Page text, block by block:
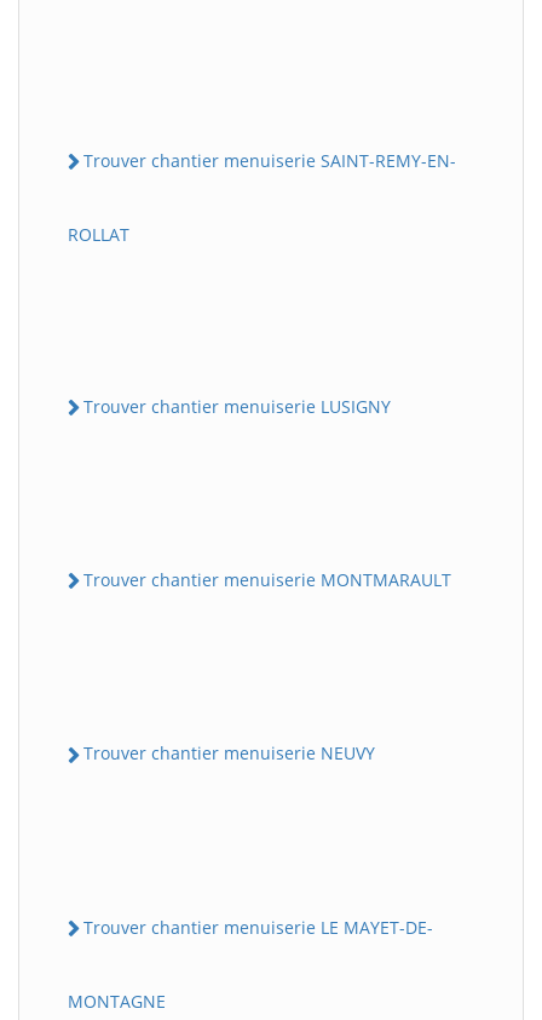
Trouver chantier menuiserie SAINT-REMY-EN-
ROLLAT
Trouver chantier menuiserie LUSIGNY
Trouver chantier menuiserie MONTMARAULT
Trouver chantier menuiserie NEUVY
Trouver chantier menuiserie LE MAYET-DE-
MONTAGNE